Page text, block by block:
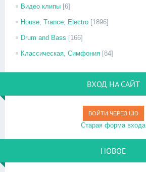
Видео клипы [6]
House, Trance, Electro [1896]
Drum and Bass [166]
Классическая, Симфония [84]
ВХОД НА САЙТ
ВОЙТИ ЧЕРЕЗ UID
Старая форма входа
НОВОЕ